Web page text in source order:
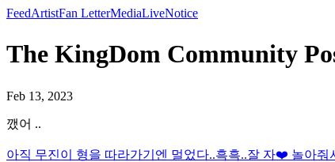
FeedArtistFan LetterMediaLiveNotice
The KingDom Community
Feb 13, 2023
깼어 ..
아직 무진이 형을 따라가기엔 멀었다..흑흑..잘 자❤️ 놀아줘